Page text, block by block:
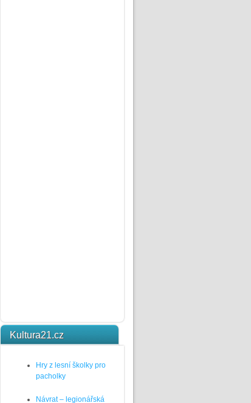
Kultura21.cz
Hry z lesní školky pro
pacholky
Návrat – legionářská